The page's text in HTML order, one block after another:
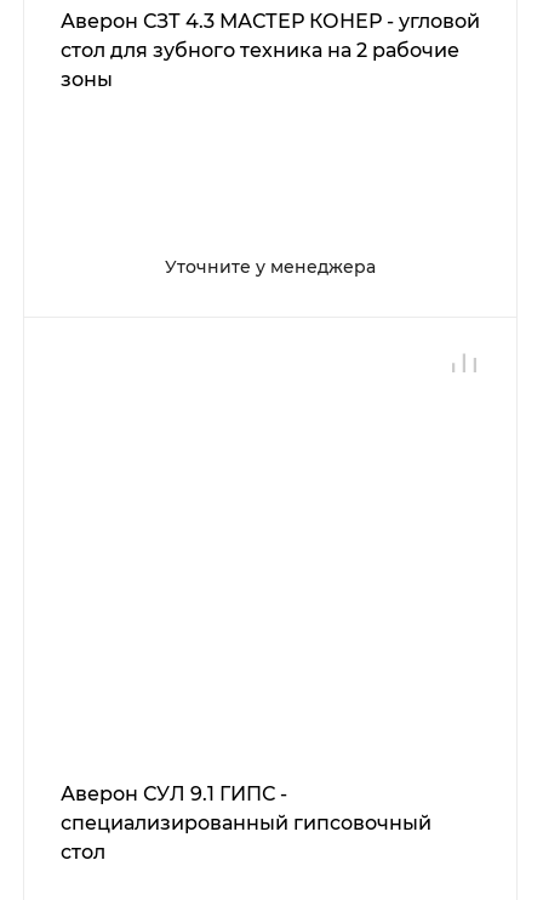
Аверон СЗТ 4.3 МАСТЕР КОНЕР - угловой
стол для зубного техника на 2 рабочие
зоны
Уточните у менеджера
Аверон СУЛ 9.1 ГИПС -
специализированный гипсовочный
стол